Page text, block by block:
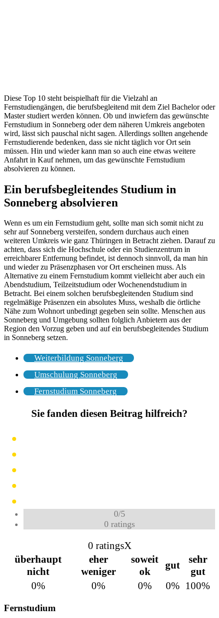
Diese Top 10 steht beispielhaft für die Vielzahl an
Fernstudiengängen, die berufsbegleitend mit dem Ziel Bachelor oder
Master studiert werden können. Ob und inwiefern das gewünschte
Fernstudium in Sonneberg oder dem näheren Umkreis angeboten
wird, lässt sich pauschal nicht sagen. Allerdings sollten angehende
Fernstudierende bedenken, dass sie nicht täglich vor Ort sein
müssen. Hin und wieder kann man so auch eine etwas weitere
Anfahrt in Kauf nehmen, um das gewünschte Fernstudium
absolvieren zu können.
Ein berufsbegleitendes Studium in
Sonneberg absolvieren
Wenn es um ein Fernstudium geht, sollte man sich somit nicht zu
sehr auf Sonneberg versteifen, sondern durchaus auch einen
weiteren Umkreis wie ganz Thüringen in Betracht ziehen. Darauf zu
achten, dass sich die Hochschule oder ein Studienzentrum in
erreichbarer Entfernung befindet, ist dennoch sinnvoll, da man hin
und wieder zu Präsenzphasen vor Ort erscheinen muss. Als
Alternative zu einem Fernstudium kommt vielleicht aber auch ein
Abendstudium, Teilzeitstudium oder Wochenendstudium in
Betracht. Bei einem solchen berufsbegleitenden Studium sind
regelmäßige Präsenzen ein absolutes Muss, weshalb die örtliche
Nähe zum Wohnort unbedingt gegeben sein sollte. Menschen aus
Sonneberg und Umgebung sollten folglich Anbietern aus der
Region den Vorzug geben und auf ein berufsbegleitendes Studium
in Sonneberg setzen.
Weiterbildung Sonneberg
Umschulung Sonneberg
Fernstudium Sonneberg
Sie fanden diesen Beitrag hilfreich?
0/5
0ratings
0 ratingsX
überhaupt
nicht
eher
weniger
soweit
ok
gut
sehr
gut
0%
0% 0% 0% 100%
Fernstudium